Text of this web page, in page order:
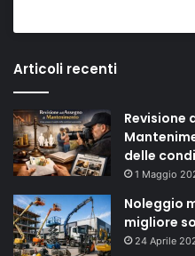
Articoli recenti
Revisione
delle
1 Maggio
Noleggio
migliore
24 Aprile